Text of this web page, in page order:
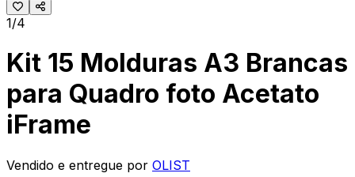
1/4
Kit 15 Molduras A3 Brancas
para Quadro foto Acetato
iFrame
Vendido e entregue por OLIST